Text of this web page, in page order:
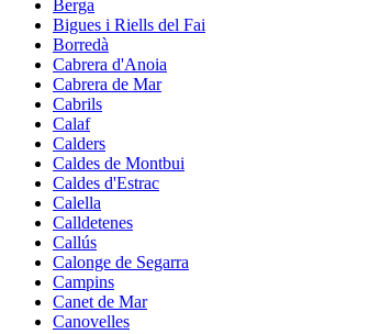
Berga
Bigues i Riells del Fai
Borredà
Cabrera d'Anoia
Cabrera de Mar
Cabrils
Calaf
Calders
Caldes de Montbui
Caldes d'Estrac
Calella
Calldetenes
Callús
Calonge de Segarra
Campins
Canet de Mar
Canovelles